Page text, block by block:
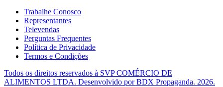
Trabalhe Conosco
Representantes
Televendas
Perguntas Frequentes
Política de Privacidade
Termos e Condições
Todos os direitos reservados à SVP COMÉRCIO DE
ALIMENTOS LTDA. Desenvolvido porBDX Propaganda. 2026.